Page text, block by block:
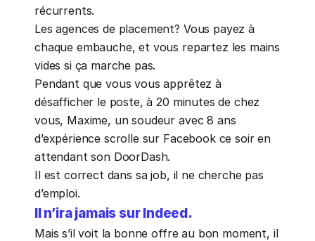
récurrents.
Les agences de placement? Vous payez à
chaque embauche, et vous repartez les mains
vides si ça marche pas.
Pendant que vous vous apprêtez à
désafficher le poste, à 20 minutes de chez
vous, Maxime, un soudeur avec 8 ans
d’expérience scrolle sur Facebook ce soir en
attendant son DoorDash.
Il est correct dans sa job, il ne cherche pas
d’emploi.
Il n’ira jamais sur Indeed.
Mais s’il voit la bonne offre au bon moment, il